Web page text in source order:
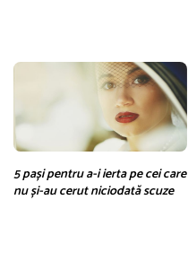
5 pași pentru a-i ierta pe cei care
nu și-au cerut niciodată scuze